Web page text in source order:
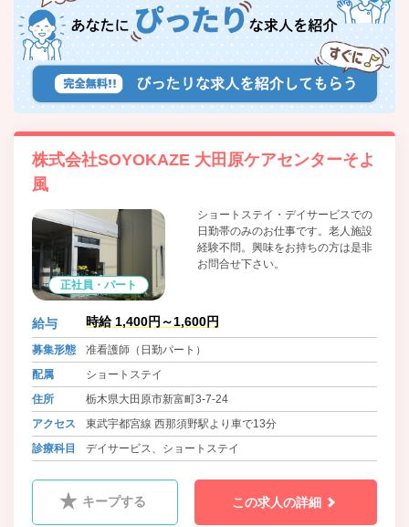
株式会社SOYOKAZE 大田原ケアセンターそよ
風
正社員・パート
ショートステイ・デイサービスでの
日勤帯のみのお仕事です。老人施設
経験不問。興味をお持ちの方は是非
お問合せ下さい。
給与 時給 1,400円～1,600円
募集形態
准看護師（日勤パート）
配属
ショートステイ
住所
栃木県大田原市新富町3-7-24
アクセス
東武宇都宮線 西那須野駅より車で13分
診療科目
デイサービス、ショートステイ
キープする この求人の詳細